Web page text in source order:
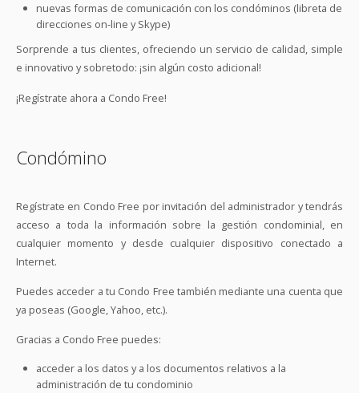
nuevas formas de comunicación con los condóminos (libreta de
direcciones on-line y Skype)
Sorprende a tus clientes, ofreciendo un servicio de calidad, simple
e innovativo y sobretodo: ¡sin algún costo adicional!
¡Regístrate ahora a Condo Free!
Condómino
Regístrate en Condo Free por invitación del administrador y tendrás
acceso a toda la información sobre la gestión condominial, en
cualquier momento y desde cualquier dispositivo conectado a
Internet.
Puedes acceder a tu Condo Free también mediante una cuenta que
ya poseas (Google, Yahoo, etc.).
Gracias a Condo Free puedes:
acceder a los datos y a los documentos relativos a la
administración de tu condominio